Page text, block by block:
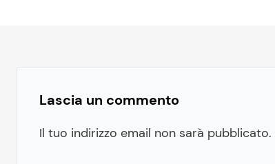
Lascia un commento
Il tuo indirizzo email non sarà pubblicato.